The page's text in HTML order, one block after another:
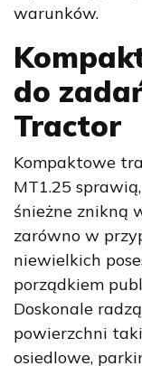
warunków.
do
Tractor
Kompaktowe
MT1.25
śnieżne znikną
zarówno w
niewielkich
porządkiem
Doskonale
powierzchni
osiedlowe,